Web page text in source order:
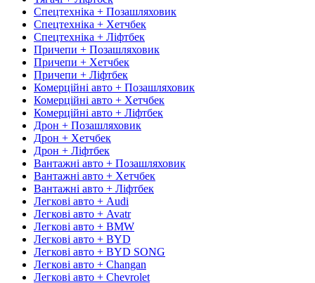
Спецтехніка + Позашляховик
Спецтехніка + Хетчбек
Спецтехніка + Ліфтбек
Причепи + Позашляховик
Причепи + Хетчбек
Причепи + Ліфтбек
Комерційні авто + Позашляховик
Комерційні авто + Хетчбек
Комерційні авто + Ліфтбек
Дрон + Позашляховик
Дрон + Хетчбек
Дрон + Ліфтбек
Вантажні авто + Позашляховик
Вантажні авто + Хетчбек
Вантажні авто + Ліфтбек
Легкові авто + Audi
Легкові авто + Avatr
Легкові авто + BMW
Легкові авто + BYD
Легкові авто + BYD SONG
Легкові авто + Changan
Легкові авто + Chevrolet